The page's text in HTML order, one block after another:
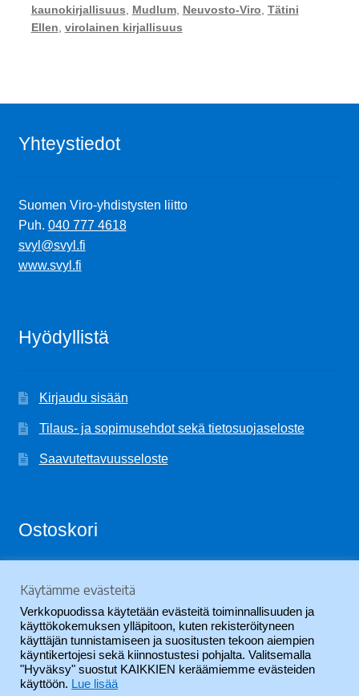
kaunokirjallisuus
Mudlum, Neuvosto-Viro Tätini
Ellen virolainen kirjallisuus
Yhteystiedot
Suomen Viro-yhdistysten liitto
Puh. 040 777 4618
svyl@svyl.fi
www.svyl.fi
Hyödyllistä
Kirjaudu sisään
Tilaus- ja sopimusehdot sekä tietosuojaseloste
Saavutettavuusseloste
Ostoskori
Ostoskori on tyhjä.
Käytämme evästeitä
Verkkopuodissa käytetään evästeitä toiminnallisuuden ja
käyttökokemuksen ylläpitoon, kuten rekisteröityneen
käyttäjän tunnistamiseen ja suositusten tekoon aiempien
käyntikertojesi sekä kiinnostustesi pohjalta. Valitsemalla
"Hyväksy" suostut KAIKKIEN keräämiemme evästeiden
käyttöön. Lue lisää